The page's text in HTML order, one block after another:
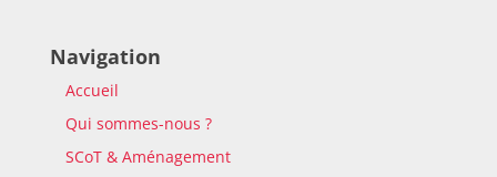
Navigation
Accueil
Qui sommes-nous ?
SCoT & Aménagement